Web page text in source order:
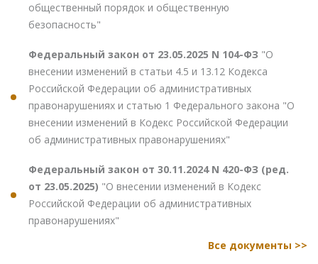
общественный порядок и общественную
безопасность"
Федеральный закон от 23.05.2025 N 104-ФЗ "О
внесении изменений в статьи 4.5 и 13.12 Кодекса
Российской Федерации об административных
правонарушениях и статью 1 Федерального закона "О
внесении изменений в Кодекс Российской Федерации
об административных правонарушениях"
Федеральный закон от 30.11.2024 N 420-ФЗ (ред.
от 23.05.2025) "О внесении изменений в Кодекс
Российской Федерации об административных
правонарушениях"
Все документы >>